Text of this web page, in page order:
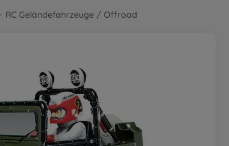
RC Geländefahrzeuge / Offroad